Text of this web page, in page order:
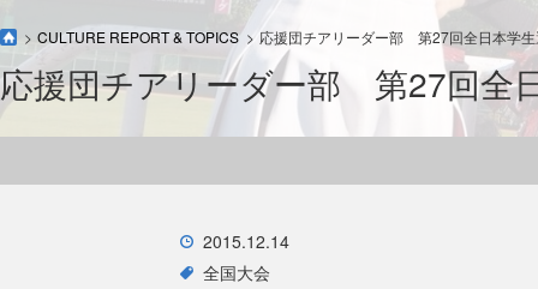
CULTURE REPORT & TOPICS 応援団チアリーダー部 第27回全日本学
応援団チアリーダー部 第27回全
2015.12.14
全国大会